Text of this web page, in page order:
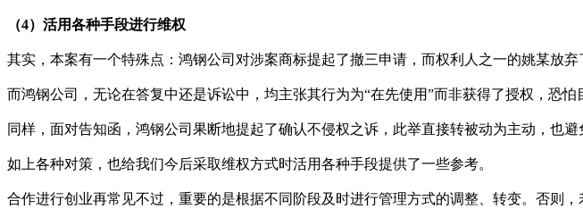
（4）活用各种手段进行维权
其实，本案有一个特殊点：鸿钢公司对涉案商标提起了撤三申请，而权利人之一的姚某放
而鸿钢公司，无论在答复中还是诉讼中，均主张其行为为“在先使用”而非获得了授权，恐
同样，面对告知函，鸿钢公司果断地提起了确认不侵权之诉，此举直接转被动为主动，也避
如上各种对策，也给我们今后采取维权方式时活用各种手段提供了一些参考。
合作进行创业再常见不过，重要的是根据不同阶段及时进行管理方式的调整、转变。否则